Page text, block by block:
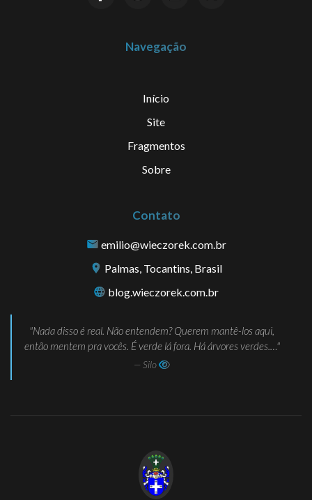
Navegação
Início
Site
Fragmentos
Sobre
Contato
emilio@wieczorek.com.br
Palmas, Tocantins, Brasil
blog.wieczorek.com.br
Nada disso é real. Não entendem? Querem mantê-los aqui,
então mentem pra vocês. É verde lá fora. Há árvores verdes.…
— Silo